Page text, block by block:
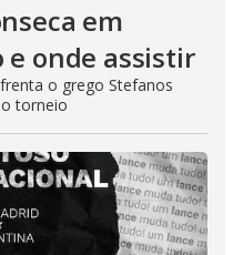
em
onde assistir
o grego Stefanos
torneio